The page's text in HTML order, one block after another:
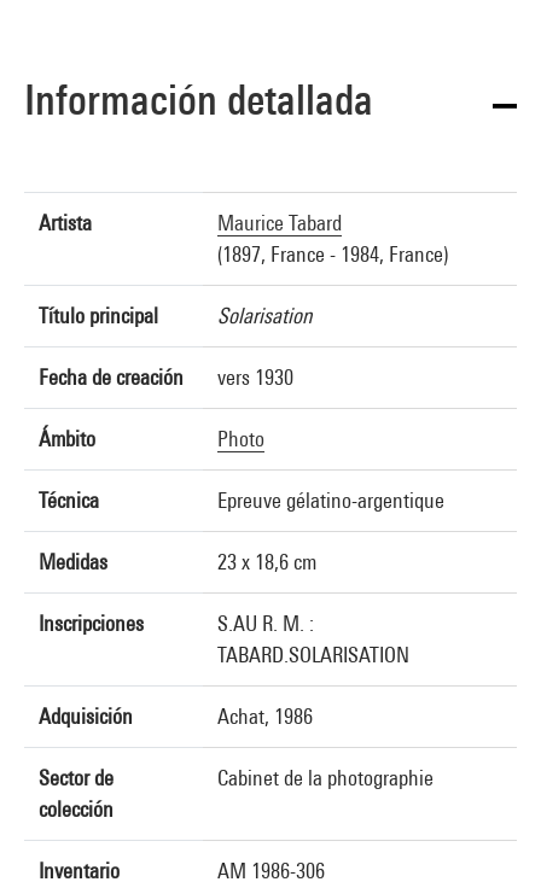
Información detallada
Artista
Maurice Tabard
(1897, France - 1984, France)
Título principal Solarisation
Fecha de creación vers 1930
Ámbito Photo
Técnica Epreuve gélatino-argentique
Medidas 23 x 18,6 cm
Inscripciones
S.AU R. M. :
TABARD.SOLARISATION
Adquisición Achat, 1986
Sector de
colección
Cabinet de la photographie
Inventario AM 1986-306